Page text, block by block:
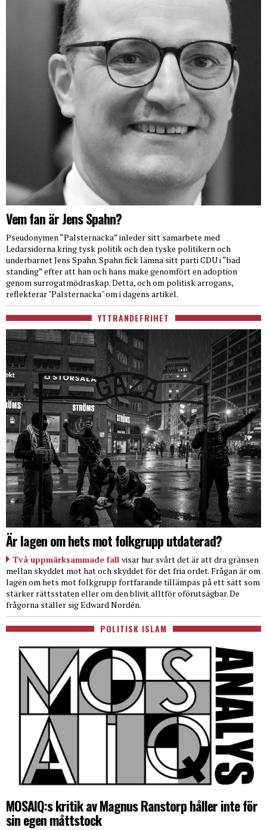
Vem fan är Jens Spahn?
Pseudonymen “Palsternacka” inleder sitt samarbete med
Ledarsidorna kring tysk politik och den tyske politikern och
underbarnet Jens Spahn. Spahn fick lämna sitt parti CDU i “bad
standing” efter att han och hans make genomfört en adoption
genom surrogatmödraskap. Detta, och om politisk arrogans,
reflekterar "Palsternacka" om i dagens artikel.
YTTRANDEFRIHET
Är lagen om hets mot folkgrupp utdaterad?
Två uppmärksammade fall visar hur svårt det är att dra gränsen
mellan skyddet mot hat och skyddet för det fria ordet. Frågan är om
lagen om hets mot folkgrupp fortfarande tillämpas på ett sätt som
stärker rättsstaten eller om den blivit alltför oförutsägbar. De
frågorna ställer sig Edward Nordén.
POLITISK ISLAM
MOSAIQ:s kritik av Magnus Ranstorp håller inte för
sin egen måttstock